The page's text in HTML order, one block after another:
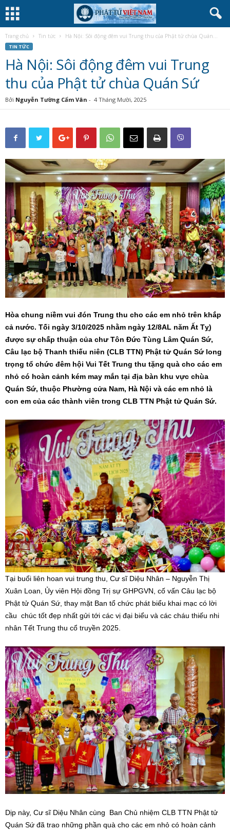
Trang chủ Tin tức Hà Nội: Sôi động đêm vui Trung thu của Phật tử chùa Quán...
TIN TỨC
Hà Nội: Sôi động đêm vui Trung
thu của Phật tử chùa Quán Sứ
Bởi Nguyễn Tường Cẩm Vân - 4 Tháng Mười, 2025
Hòa chung niềm vui đón Trung thu cho các em nhỏ trên khắp
cả nước. Tối ngày 3/10/2025 nhằm ngày 12/8AL năm Ất Tỵ)
được sự chấp thuận của chư Tôn Đức Tùng Lâm Quán Sứ,
Câu lạc bộ Thanh thiếu niên (CLB TTN) Phật tử Quán Sứ long
trọng tổ chức đêm hội Vui Tết Trung thu tặng quà cho các em
nhỏ có hoàn cảnh kém may mắn tại địa bàn khu vực chùa
Quán Sứ, thuộc Phường cửa Nam, Hà Nội và các em nhỏ là
con em của các thành viên trong CLB TTN Phật tử Quán Sứ.
Tại buổi liên hoan vui trung thu, Cư sĩ Diệu Nhân – Nguyễn Thị
Xuân Loan, Ủy viên Hội đồng Trị sự GHPGVN, cố vấn Câu lạc bộ
Phật tử Quán Sứ, thay mặt Ban tổ chức phát biểu khai mạc có lời
cầu chúc tốt đẹp nhất gửi tới các vị đại biểu và các cháu thiếu nhi
nhân Tết Trung thu cổ truyền 2025.
Dịp này, Cư sĩ Diệu Nhân cùng Ban Chủ nhiệm CLB TTN Phật tử
Quán Sứ đã trao những phần quà cho các em nhỏ có hoàn cảnh